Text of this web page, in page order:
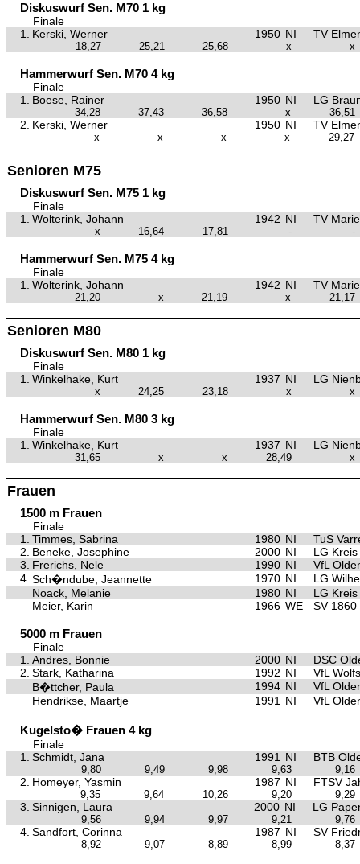
Diskuswurf Sen. M70 1 kg
Finale
1.
Kerski, Werner 1950 NI TV
18,27 25,21 25,68 x x
Hammerwurf Sen. M70 4 kg
Finale
1.
Boese, Rainer 1950 NI LG
34,28 37,43 36,58 x 36,51
2. Kerski, Werner 1950 NI TV
x x x x 29,27
Senioren M75
Diskuswurf Sen. M75 1 kg
Finale
1.
Wolterink, Johann 1942 NI TV
x 16,64 17,81 - -
Hammerwurf Sen. M75 4 kg
Finale
1.
Wolterink, Johann 1942 NI TV
21,20 x 21,19 x 21,17
Senioren M80
Diskuswurf Sen. M80 1 kg
Finale
1.
Winkelhake, Kurt 1937 NI LG
x 24,25 23,18 x x
Hammerwurf Sen. M80 3 kg
Finale
1.
Winkelhake, Kurt 1937 NI LG
31,65 x x 28,49 x
Frauen
1500 m Frauen
Finale
1.
Timmes, Sabrina 1980 NI
TuS
2. Beneke, Josephine 2000 NI
LG
3. Frerichs, Nele 1990 NI
VfL
4. Sch�ndube, Jeannette 1970 NI
LG
Noack, Melanie
1980 NI
LG
Meier, Karin
1966 WE SV 1860
5000 m Frauen
Finale
1.
Andres, Bonnie 2000 NI
DSC
2. Stark, Katharina 1992 NI
VfL
B�ttcher, Paula
1994 NI
VfL
Hendrikse, Maartje
1991 NI VfL
Kugelsto� Frauen 4 kg
Finale
1.
Schmidt, Jana 1991 NI BTB
9,80 9,49 9,98 9,63 9,16
2. Homeyer, Yasmin 1987 NI FTSV
9,35 9,64 10,26 9,20 9,29
3. Sinnigen, Laura 2000 NI LG
9,56 9,94 9,97 9,21 9,76
4. Sandfort, Corinna 1987 NI SV
8,92 9,07 8,89 8,99 8,37